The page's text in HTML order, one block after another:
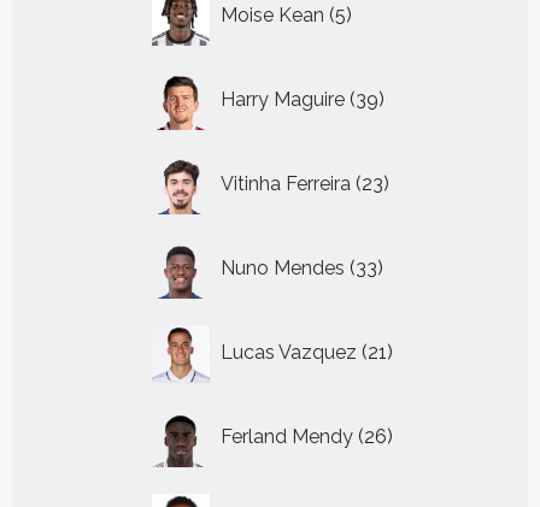
Moise Kean 5
producten
Harry Maguire 39
producten
Vitinha Ferreira 23
producten
Nuno Mendes 33
producten
Lucas Vazquez 21
producten
Ferland Mendy 26
producten